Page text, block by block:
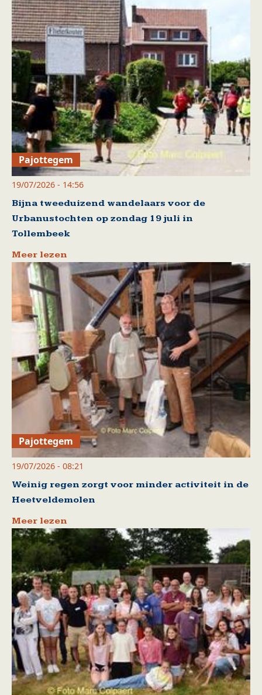
Pajottegem
19/07/2026 - 14:56
Bijna tweeduizend wandelaars voor de
Urbanustochten op zondag 19 juli in
Tollembeek
Meer lezen
Pajottegem
19/07/2026 - 08:21
Weinig regen zorgt voor minder activiteit in de
Heetveldemolen
Meer lezen